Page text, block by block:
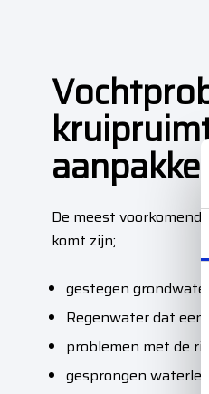
aanpakken
De meest
komt zijn;
gestegen
Regenwater dat
problemen met de
gesprongen